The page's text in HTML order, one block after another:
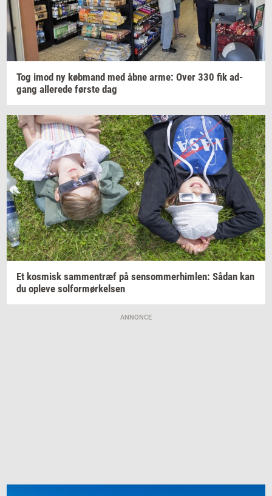
Tog imod ny køb­mand med åbne arme: Over 330 fik ad­
gang al­le­re­de før­ste dag
Et kos­misk sam­men­træf på sen­som­mer­him­len: Sådan kan
du op­le­ve sol­for­mør­kel­sen
ANNONCE